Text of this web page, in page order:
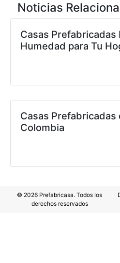
Noticias
Casas Prefabricadas
Humedad para Tu
Casas Prefabricadas
Colombia
© 2026 Prefabricasa. Todos los
derechos reservados